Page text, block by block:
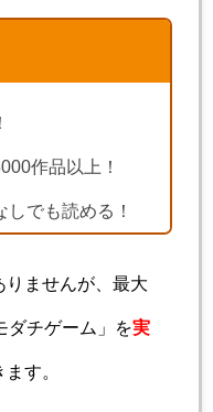
作品以上！
でも読める！
りませんが、最大
ダチゲーム」を実
す。